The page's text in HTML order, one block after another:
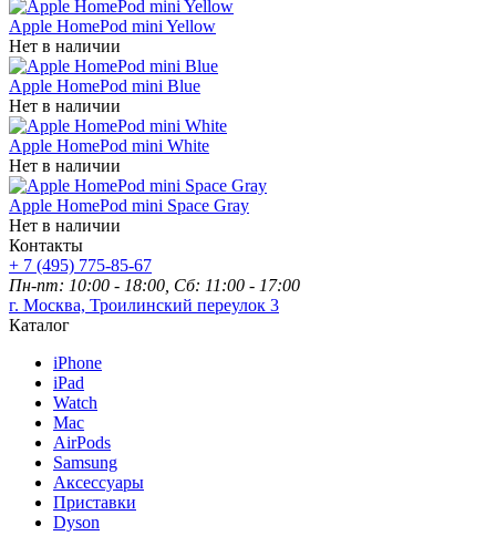
Apple HomePod mini Yellow
Нет в наличии
Apple HomePod mini Blue
Нет в наличии
Apple HomePod mini White
Нет в наличии
Apple HomePod mini Space Gray
Нет в наличии
Контакты
+ 7 (495) 775-85-67
Пн-пт: 10:00 - 18:00, Сб: 11:00 - 17:00
г. Москва, Троилинский переулок 3
Каталог
iPhone
iPad
Watch
Mac
AirPods
Samsung
Аксессуары
Приставки
Dyson